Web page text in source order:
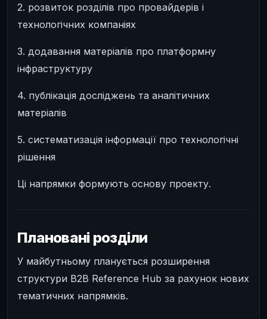
2. розвиток розділів про провайдерів і
технологічних компаніях
3. додавання матеріалів про платформну
інфраструктуру
4. публікація досліджень та аналітичних
матеріалів
5. систематизація інформації про технологічні
рішення
Ці напрямки формують основу проекту.
Плановані розділи
У майбутньому планується розширення
структури B2B Reference Hub за рахунок нових
тематичних напрямків.